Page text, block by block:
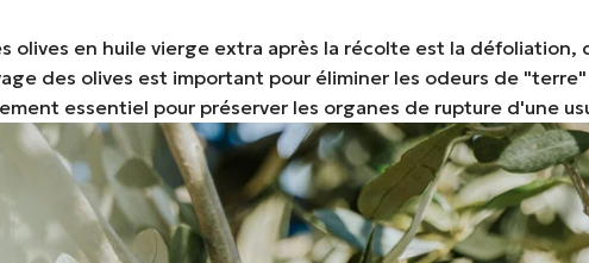
olives en huile vierge extra après la récolte est la
des olives est important pour éliminer les odeurs de
essentiel pour préserver les organes de rupture d'une